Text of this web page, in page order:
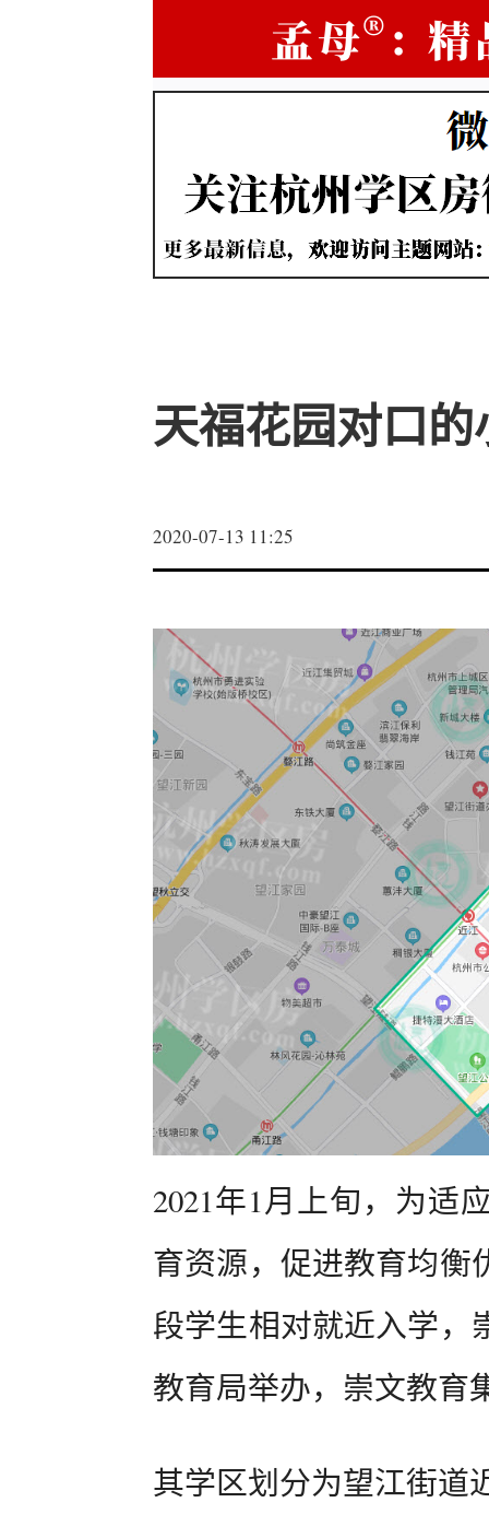
天福花园对口的
2020-07-13 11:25
2021年1月上旬，为适
育资源，促进教育均衡
段学生相对就近入学，
教育局举办，崇文教育
其学区划分为望江街道